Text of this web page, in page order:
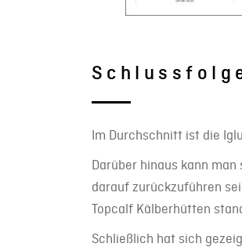
Im Durchschnitt ist die
Darüber hinaus kann
darauf zurückzuführen
Topcalf Kälberhütten
Schließlich hat sich